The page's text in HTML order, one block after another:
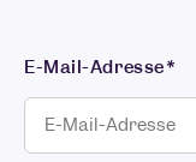
E-Mail-Adresse*